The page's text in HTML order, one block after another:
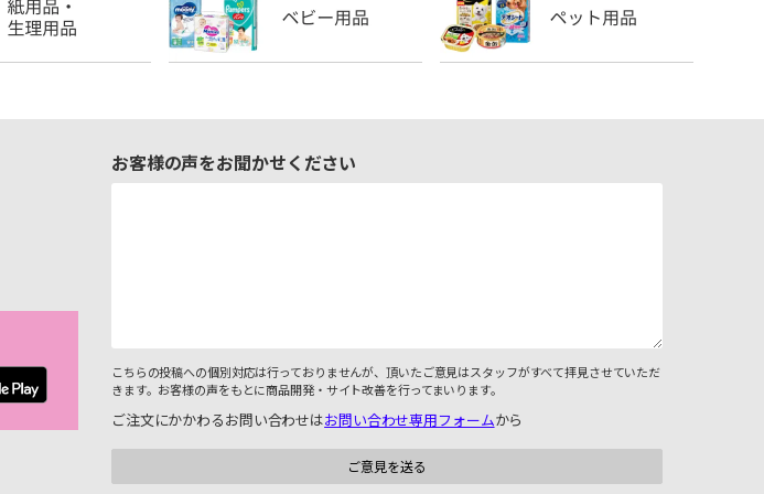
お客様の声をお聞かせください
こちらの投稿への個別対応は行っておりませんが、頂いたご意見はスタッフがすべて拝見させていただ
きます。お客様の声をもとに商品開発・サイト改善を行ってまいります。
ご注文にかかわるお問い合わせはお問い合わせ専用フォームから